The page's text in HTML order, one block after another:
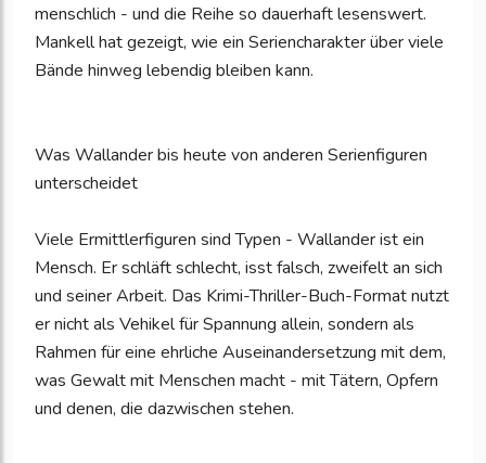
menschlich - und die Reihe so dauerhaft lesenswert.
Mankell hat gezeigt, wie ein Seriencharakter über viele
Bände hinweg lebendig bleiben kann.
Was Wallander bis heute von anderen Serienfiguren
unterscheidet
Viele Ermittlerfiguren sind Typen - Wallander ist ein
Mensch. Er schläft schlecht, isst falsch, zweifelt an sich
und seiner Arbeit. Das Krimi-Thriller-Buch-Format nutzt
er nicht als Vehikel für Spannung allein, sondern als
Rahmen für eine ehrliche Auseinandersetzung mit dem,
was Gewalt mit Menschen macht - mit Tätern, Opfern
und denen, die dazwischen stehen.